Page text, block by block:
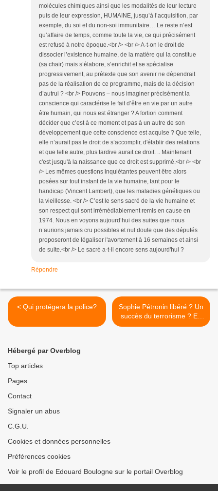
molécules chimiques ainsi que les modalités de leur lecture
puis de leur expression, HUMAINE, jusqu’à l’acquisition, par
exemple, du soi et du non-soi immunitaire… Le reste n’est
qu’affaire de temps, comme toute la vie, ce qui précisément
est refusé à notre époque.<br /> <br /> A-t-on le droit de
dissocier l’existence humaine, de la matière qui la constitue
(sa chair) mais s’élabore, s’enrichit et se spécialise
progressivement, au prétexte que son avenir ne dépendrait
pas de la réalisation de ce programme, mais de la décision
d’autrui ? <br /> Pouvons – nous imaginer précisément la
conscience qui caractérise le fait d’être en vie par un autre
être humain, qui nous est étranger ? A fortiori comment
décider que c’est à ce moment et pas à un autre de son
développement que cette conscience est acquise ? Que telle,
elle n’aurait pas le droit de s’accomplir, d'établir des relations
et que telle autre, plus tardive aurait ce droit. .. Maintenant
c'est jusqu'à la naissance que ce droit est supprimé.<br /> <br
/> Les mêmes questions inquiétantes peuvent être alors
posées sur tout instant de la vie humaine, tant pour le
handicap (Vincent Lambert), que les maladies génétiques ou
la vieillesse. <br /> C’est le sens sacré de la vie humaine et
son respect qui sont irrémédiablement remis en cause en
1974. Nous en voyons aujourd’hui des suites que nous
n’aurions jamais cru possibles et nul doute que des députés
proposeront de légaliser l'avortement à 16 semaines et ainsi
de suite.<br /> Le sacré a-t-il encore sens aujourd'hui ?
Répondre
< Qui protégera la police?
Sophie Pétronin libéré ? Un
succès du terrorisme ? En
fait un bide pour Macron. >
Hébergé par Overblog
Top articles
Pages
Contact
Signaler un abus
C.G.U.
Cookies et données personnelles
Préférences cookies
Voir le profil de Edouard Boulogne sur le portail Overblog